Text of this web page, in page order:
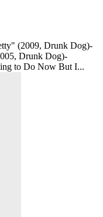
(2009, Drunk Dog)-
Drunk Dog)-
to Do Now But I...